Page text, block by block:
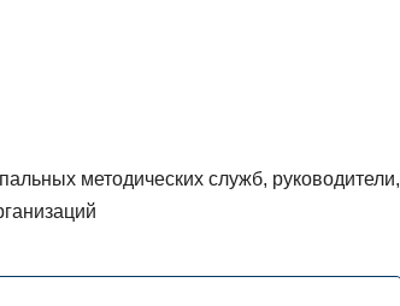
методических служб, руководители,